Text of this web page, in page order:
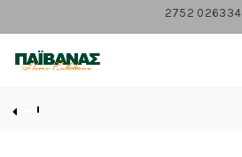
2752 026334